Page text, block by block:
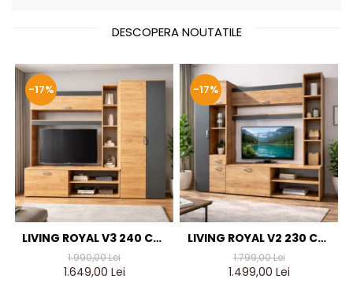
DESCOPERA NOUTATILE
-17%
LIVING ROYAL V3 240 CM,
STEJAR AURIU & GRI
ANTRACIT – MOBILIER
1.990,00 Lei
1.649,00 Lei
-17%
LIVING ROYAL V2 230 CM,
STEJAR AURIU & GRI
ANTRACIT – MOBILIER
1.799,00 Lei
1.499,00 Lei